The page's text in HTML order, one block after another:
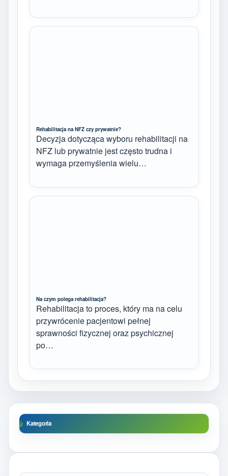
Rehabilitacja na NFZ czy prywatnie?
Decyzja dotycząca wyboru rehabilitacji na
NFZ lub prywatnie jest często trudna i
wymaga przemyślenia wielu…
Na czym polega rehabilitacja?
Rehabilitacja to proces, który ma na celu
przywrócenie pacjentowi pełnej
sprawności fizycznej oraz psychicznej
po…
Kategoria